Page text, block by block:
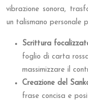
vibrazione sonora,
un talismano personale
Scrittura
foglio di carta
massimizzare il
Creazione del
frase concisa e